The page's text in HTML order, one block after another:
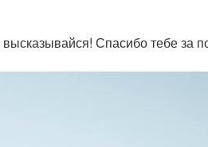
Спасибо тебе за